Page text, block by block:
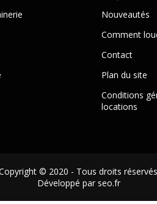
Nouveautés
Comment
Contact
Plan du site
Conditions
locations
© 2020 - Tous droits
Développé par seo.fr